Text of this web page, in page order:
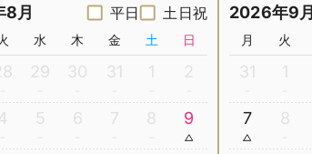
月 平日 土日祝
水 木 金 土 日
29 30 31 1 2
5 6 7 8 9
2026年9月
月 火
31 1
7 8